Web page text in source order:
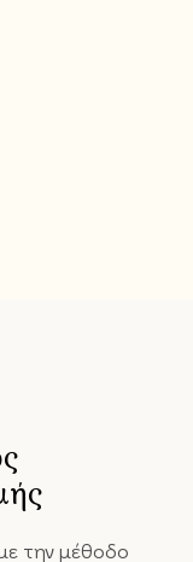
την μέθοδο